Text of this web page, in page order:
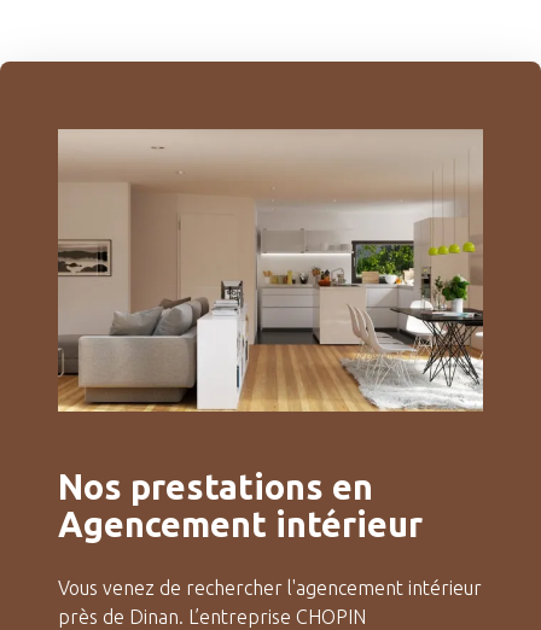
Nos prestations en
Agencement intérieur
Vous venez de rechercher l'agencement intérieur
près de Dinan. L’entreprise CHOPIN